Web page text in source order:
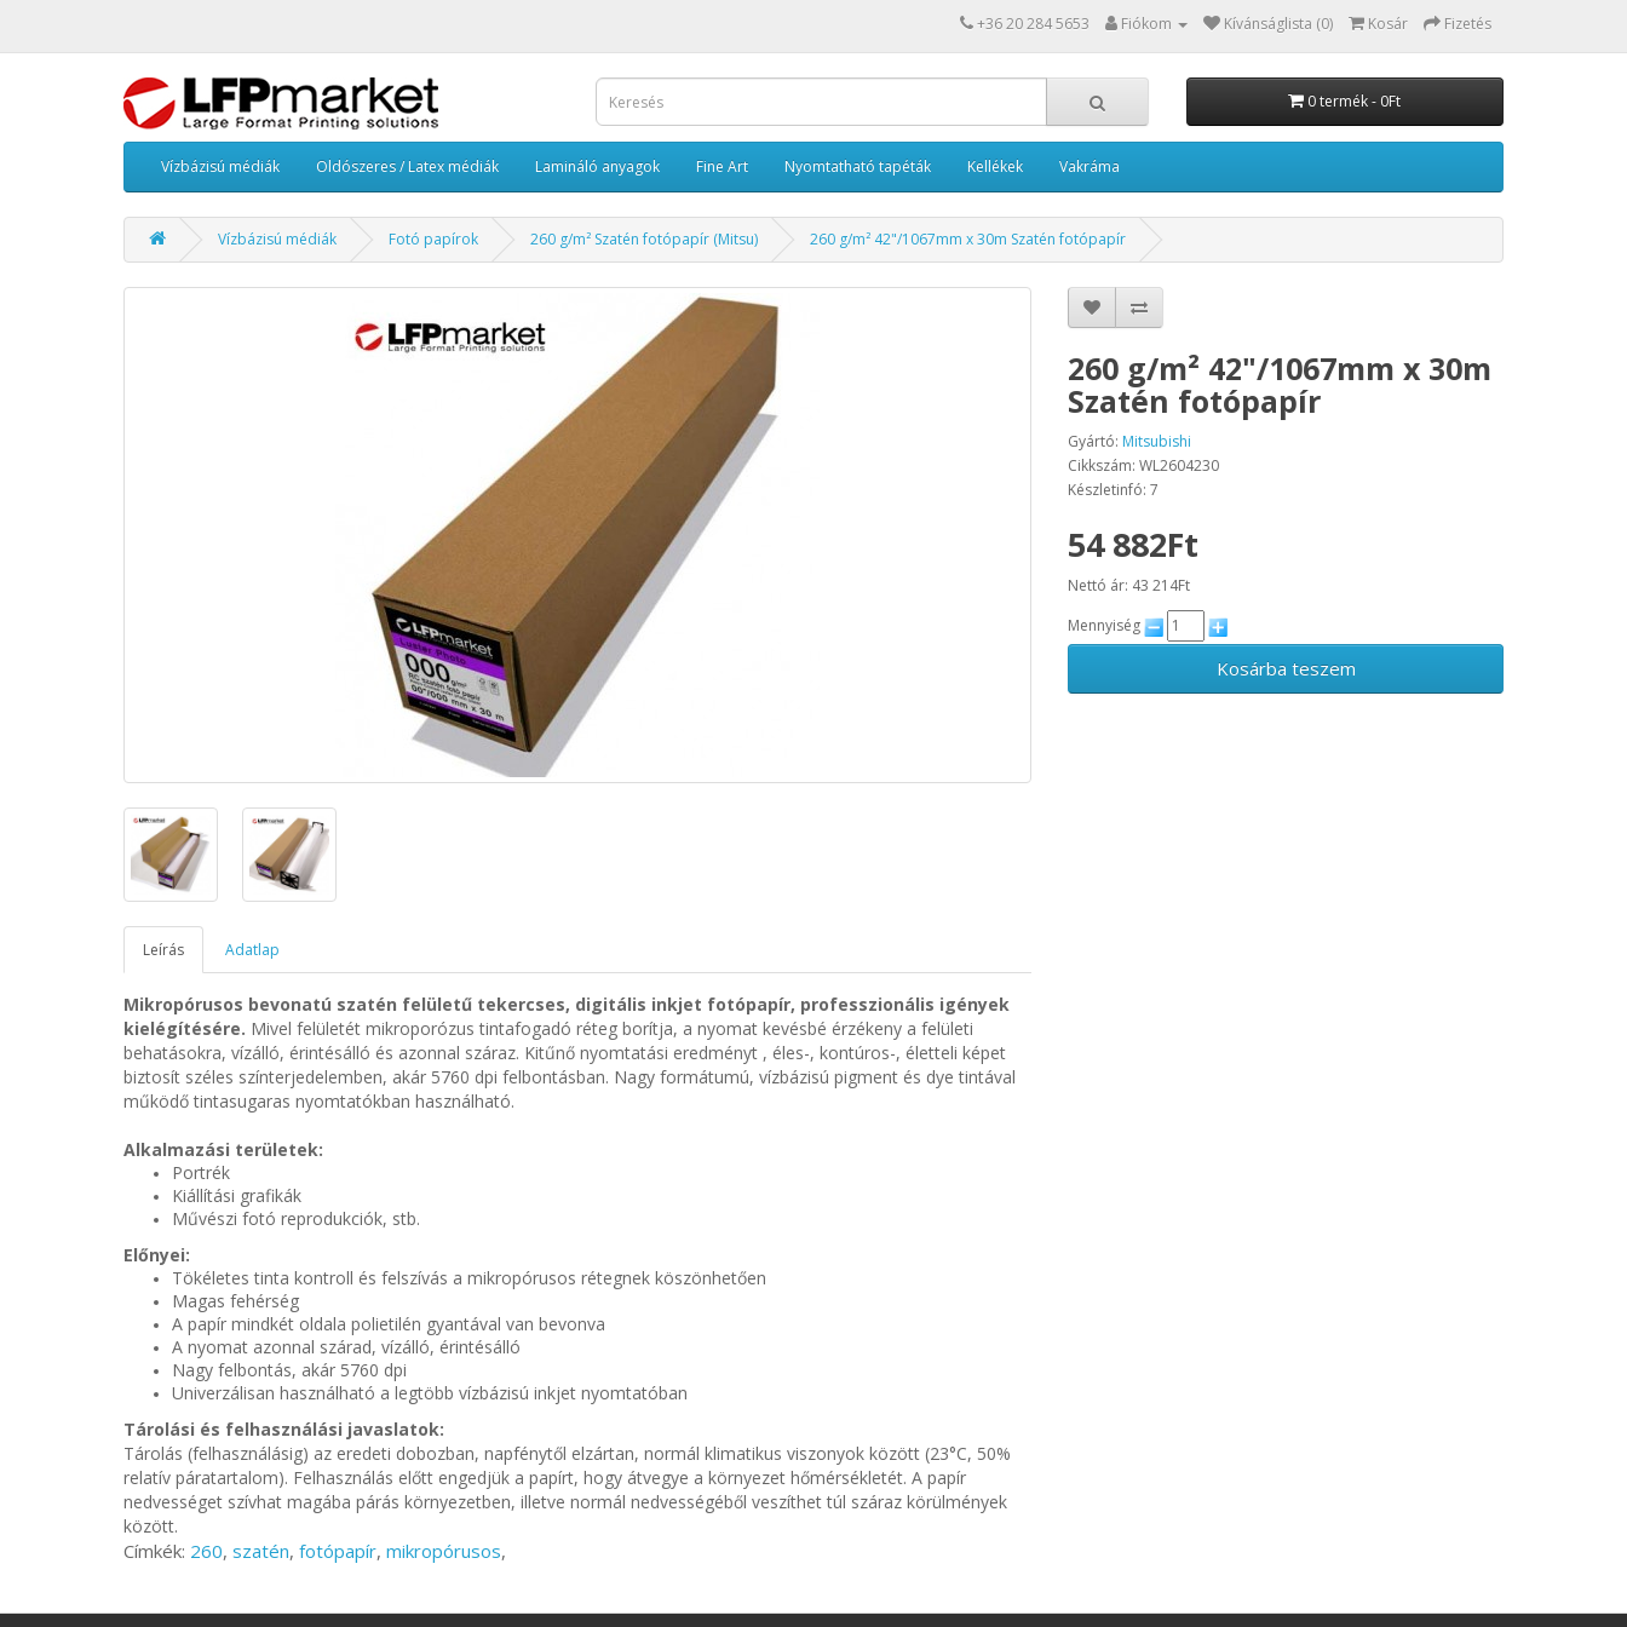
+36 20 284 5653 Fiókom Kívánságlista (0) Kosár Fizetés
0 termék - 0Ft
Vízbázisú médiák Oldószeres / Latex médiák Lamináló anyagok Fine Art Nyomtatható tapéták Kellékek Vakráma
Vízbázisú médiák Fotó papírok 260 g/m² Szatén fotópapír (Mitsu) 260 g/m² 42"/1067mm x 30m Szatén fotópapír
Leírás Adatlap
Mikropórusos bevonatú szatén felületű tekercses, digitális inkjet fotópapír, professzionális igények
kielégítésére. Mivel felületét mikroporózus tintafogadó réteg borítja, a nyomat kevésbé érzékeny a felületi
behatásokra, vízálló, érintésálló és azonnal száraz. Kitűnő nyomtatási eredményt , éles-, kontúros-, életteli képet
biztosít széles színterjedelemben, akár 5760 dpi felbontásban. Nagy formátumú, vízbázisú pigment és dye tintával
működő tintasugaras nyomtatókban használható.
Alkalmazási területek:
Portrék
Kiállítási grafikák
Művészi fotó reprodukciók, stb.
Előnyei:
Tökéletes tinta kontroll és felszívás a mikropórusos rétegnek köszönhetően
Magas fehérség
A papír mindkét oldala polietilén gyantával van bevonva
A nyomat azonnal szárad, vízálló, érintésálló
Nagy felbontás, akár 5760 dpi
Univerzálisan használható a legtöbb vízbázisú inkjet nyomtatóban
Tárolási és felhasználási javaslatok:
Tárolás (felhasználásig) az eredeti dobozban, napfénytől elzártan, normál klimatikus viszonyok között (23°C, 50%
relatív páratartalom). Felhasználás előtt engedjük a papírt, hogy átvegye a környezet hőmérsékletét. A papír
nedvességet szívhat magába párás környezetben, illetve normál nedvességéből veszíthet túl száraz körülmények
között.
260 g/m² 42"/1067mm x 30m
Szatén fotópapír
Gyártó: Mitsubishi
Cikkszám: WL2604230
Készletinfó: 7
54 882Ft
Nettó ár: 43 214Ft
Mennyiség
Kosárba teszem
Címkék: 260, szatén, fotópapír, mikropórusos,